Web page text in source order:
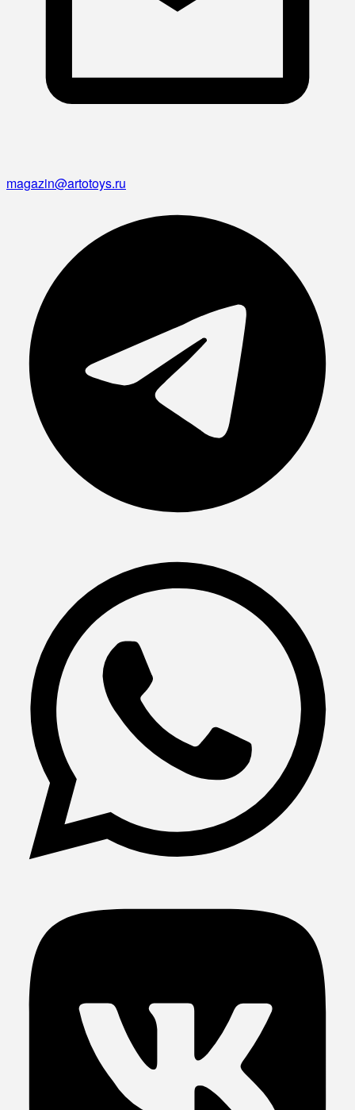
magazin@artotoys.ru